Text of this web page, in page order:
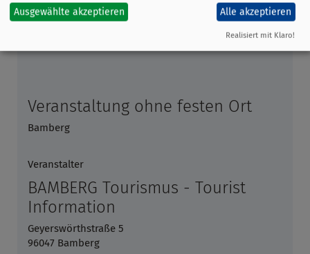
Veranstaltung ohne festen Ort
Bamberg
Veranstalter
BAMBERG Tourismus - Tourist
Information
Geyerswörthstraße 5
96047 Bamberg
Ausgewählte akzeptieren Alle akzeptieren
Realisiert mit Klaro!